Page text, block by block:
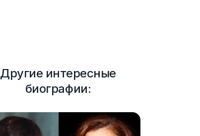
Другие интересные
биографии: